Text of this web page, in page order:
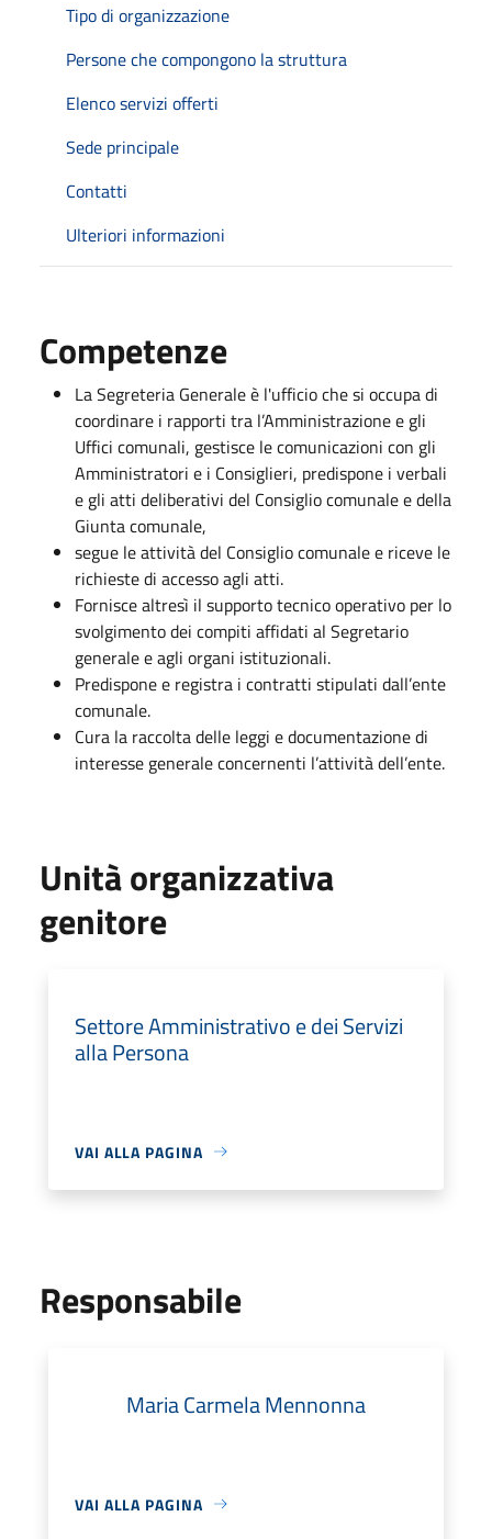
Tipo di organizzazione
Persone che compongono la struttura
Elenco servizi offerti
Sede principale
Contatti
Ulteriori informazioni
Competenze
La Segreteria Generale è l'ufficio che si occupa di
coordinare i rapporti tra l’Amministrazione e gli
Uffici comunali, gestisce le comunicazioni con gli
Amministratori e i Consiglieri, predispone i verbali
e gli atti deliberativi del Consiglio comunale e della
Giunta comunale,
segue le attività del Consiglio comunale e riceve le
richieste di accesso agli atti.
Fornisce altresì il supporto tecnico operativo per lo
svolgimento dei compiti affidati al Segretario
generale e agli organi istituzionali.
Predispone e registra i contratti stipulati dall’ente
comunale.
Cura la raccolta delle leggi e documentazione di
interesse generale concernenti l’attività dell’ente.
Unità organizzativa
genitore
Settore Amministrativo e dei Servizi
alla Persona
VAI ALLA PAGINA
Responsabile
Maria Carmela Mennonna
VAI ALLA PAGINA